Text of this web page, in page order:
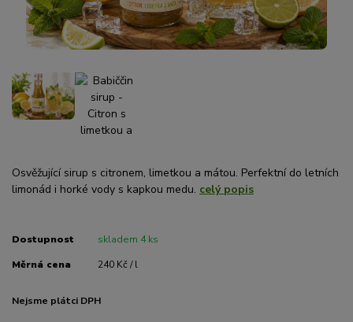
Osvěžující sirup s citronem, limetkou a mátou. Perfektní do letních
limonád i horké vody s kapkou medu. celý popis
Dostupnost skladem 4 ks
Měrná cena 240 Kč / l
Nejsme plátci DPH